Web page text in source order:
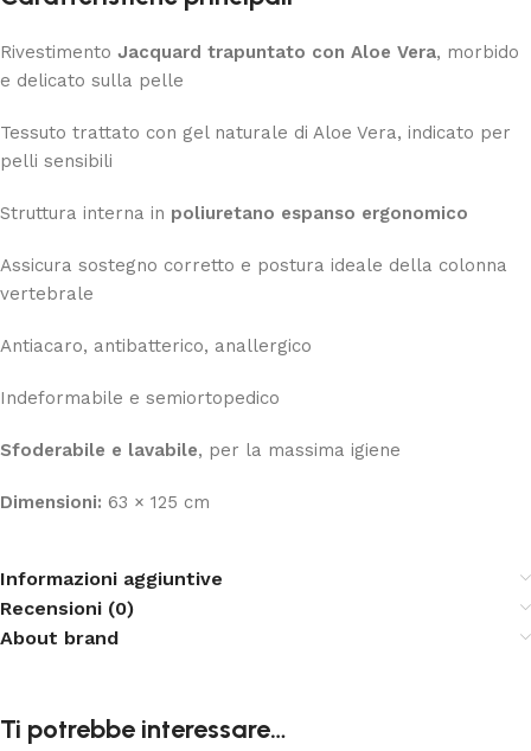
Rivestimento Jacquard trapuntato con Aloe Vera, morbido
e delicato sulla pelle
Tessuto trattato con gel naturale di Aloe Vera, indicato per
pelli sensibili
Struttura interna in poliuretano espanso ergonomico
Assicura sostegno corretto e postura ideale della colonna
vertebrale
Antiacaro, antibatterico, anallergico
Indeformabile e semiortopedico
Sfoderabile e lavabile, per la massima igiene
Dimensioni: 63 × 125 cm
Informazioni aggiuntive
Recensioni (0)
About brand
Ti potrebbe interessare…